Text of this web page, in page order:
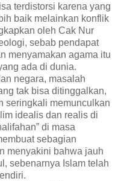
terdistorsi karena yang
baik melainkan konflik
oleh Cak Nur
sebab pendapat
menyamakan agama itu
ada di dunia.
negara, masalah
tak bisa ditinggalkan,
seringkali memunculkan
idealis dan realis di
di masa
sebagian
menyakini bahwa jauh
sebenarnya Islam telah